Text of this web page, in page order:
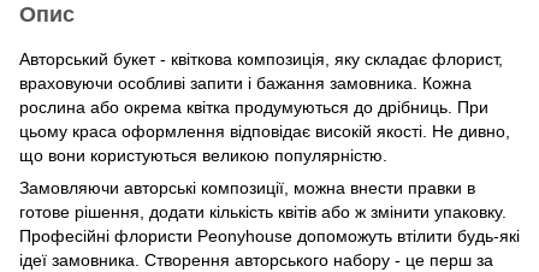
Опис
Авторський букет - квіткова композиція, яку складає флорист,
враховуючи особливі запити і бажання замовника. Кожна
рослина або окрема квітка продумуються до дрібниць. При
цьому краса оформлення відповідає високій якості. Не дивно,
що вони користуються великою популярністю.
Замовляючи авторські композиції, можна внести правки в
готове рішення, додати кількість квітів або ж змінити упаковку.
Професійні флористи Peonyhouse допоможуть втілити будь-які
ідеї замовника. Створення авторського набору - це перш за